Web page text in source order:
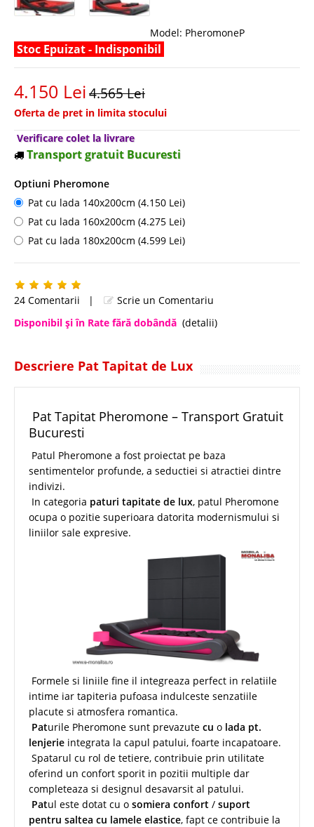
Model: PheromoneP
Stoc Epuizat - Indisponibil
4.150 Lei4.565 Lei
Oferta de pret in limita stocului
Verificare colet la livrare
Transport gratuit Bucuresti
Optiuni Pheromone
Pat cu lada 140x200cm (4.150 Lei)
Pat cu lada 160x200cm (4.275 Lei)
Pat cu lada 180x200cm (4.599 Lei)
24 Comentarii |
Scrie un Comentariu
Disponibil şi în Rate fără dobândă (detalii)
Descriere Pat Tapitat de Lux
Pat Tapitat Pheromone – Transport Gratuit
Bucuresti
Patul Pheromone a fost proiectat pe baza
sentimentelor profunde, a seductiei si atractiei dintre
indivizi.
In categoria paturi tapitate de lux, patul Pheromone
ocupa o pozitie superioara datorita modernismului si
liniilor sale expresive.
Formele si liniile fine il integreaza perfect in relatiile
intime iar tapiteria pufoasa indulceste senzatiile
placute si atmosfera romantica.
Paturile Pheromone sunt prevazute cu o lada pt.
lenjerie integrata la capul patului, foarte incapatoare.
Spatarul cu rol de tetiere, contribuie prin utilitate
oferind un confort sporit in pozitii multiple dar
completeaza si designul desavarsit al patului.
Patul este dotat cu o somiera confort / suport
pentru saltea cu lamele elastice, fapt ce contribuie la